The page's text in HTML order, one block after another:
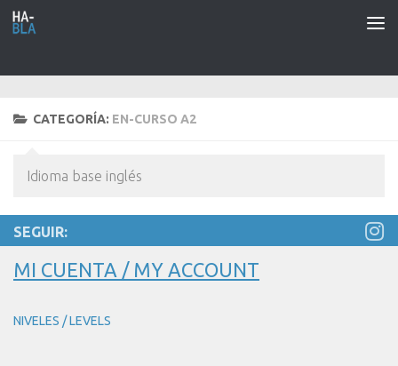
Saltar al contenido
CATEGORÍA: EN-CURSO A2
Idioma base inglés
SEGUIR:
MI CUENTA / MY ACCOUNT
NIVELES / LEVELS